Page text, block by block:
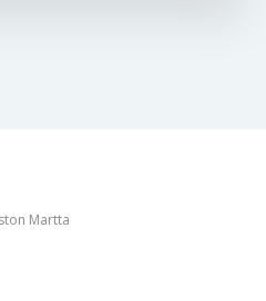
Martta